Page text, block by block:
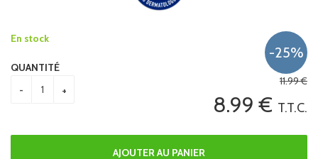
11.99€
8.99 € T.T.C.
En stock
QUANTITÉ